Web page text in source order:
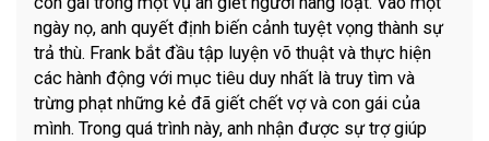
ngày nọ, anh quyết định biến cảnh tuyệt vọng thành sự
trả thù. Frank bắt đầu tập luyện võ thuật và thực hiện
các hành động với mục tiêu duy nhất là truy tìm và
trừng phạt những kẻ đã giết chết vợ và con gái của
mình. Trong quá trình này, anh nhận được sự trợ giúp